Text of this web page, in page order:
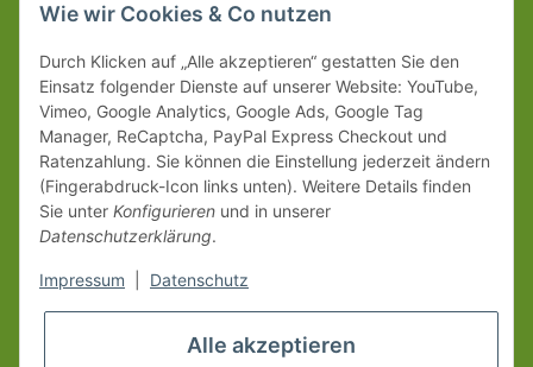
Wie wir Cookies & Co nutzen
Durch Klicken auf „Alle akzeptieren“ gestatten Sie den
Einsatz folgender Dienste auf unserer Website: YouTube,
Vimeo, Google Analytics, Google Ads, Google Tag
Manager, ReCaptcha, PayPal Express Checkout und
Ratenzahlung. Sie können die Einstellung jederzeit ändern
(Fingerabdruck-Icon links unten). Weitere Details finden
Sie unter Konfigurieren und in unserer
Datenschutzerklärung.
Impressum Datenschutz
Alle akzeptieren